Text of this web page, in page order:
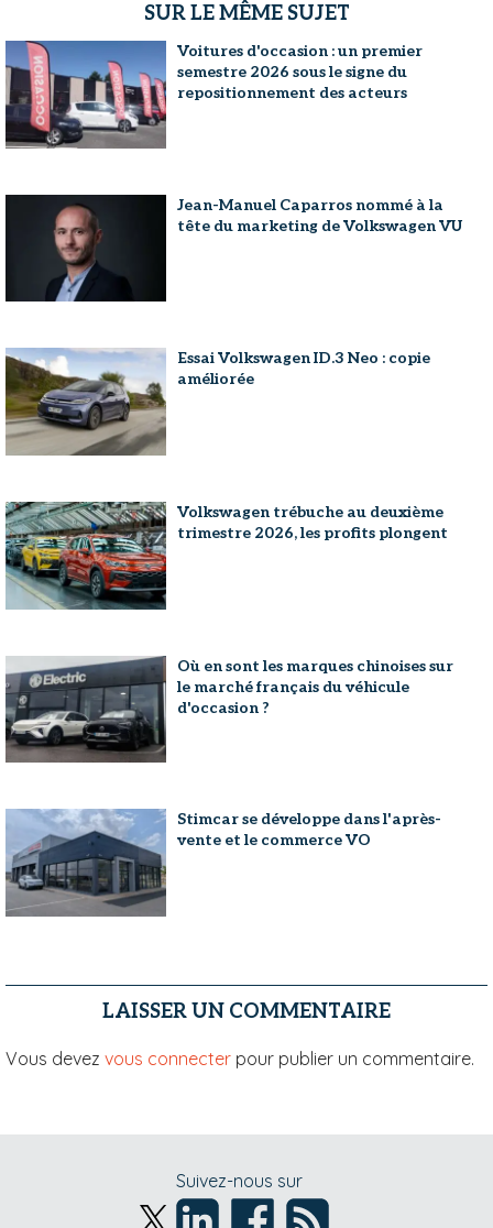
SUR LE MÊME SUJET
Voitures d'occasion : un premier
semestre 2026 sous le signe du
repositionnement des acteurs
Jean-Manuel Caparros nommé à la
tête du marketing de Volkswagen VU
Essai Volkswagen ID.3 Neo : copie
améliorée
Volkswagen trébuche au deuxième
trimestre 2026, les profits plongent
Où en sont les marques chinoises sur
le marché français du véhicule
d'occasion ?
Stimcar se développe dans l'après-
vente et le commerce VO
LAISSER UN COMMENTAIRE
Vous devez vous connecter pour publier un commentaire.
Suivez-nous sur